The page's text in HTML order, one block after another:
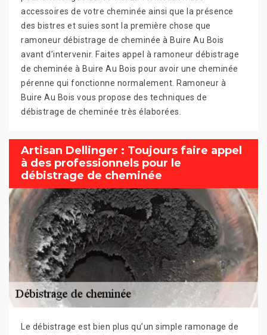
accessoires de votre cheminée ainsi que la présence
des bistres et suies sont la première chose que
ramoneur débistrage de cheminée à Buire Au Bois
avant d’intervenir. Faites appel à ramoneur débistrage
de cheminée à Buire Au Bois pour avoir une cheminée
pérenne qui fonctionne normalement. Ramoneur à
Buire Au Bois vous propose des techniques de
débistrage de cheminée très élaborées.
Artisan Dellinger : Toujours faire appel
à des professionnels pour le
débistrage de cheminée
Le débistrage est bien plus qu’un simple ramonage de